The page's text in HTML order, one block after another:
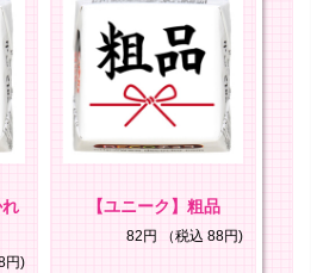
円)
【ユニーク】粗品
82円 （税込 88円)